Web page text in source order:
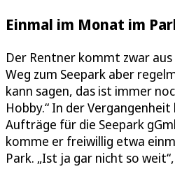
Einmal im Monat im
Der Rentner kommt zwar
Weg zum Seepark aber
kann sagen, das ist immer
Hobby.“ In der
Aufträge für die Seepark
komme er freiwillig etwa
Park. „Ist ja gar nicht so